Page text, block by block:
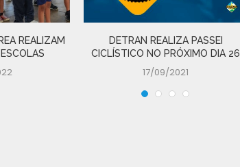
REALIZAM
DETRAN REALIZA PASSEI
CICLÍSTICO NO PRÓXIMO DIA 26
17/09/2021